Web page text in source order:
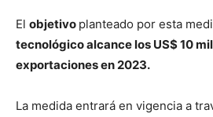
El objetivo planteado por esta
tecnológico alcance los US$ 10
exportaciones en 2023.
La medida entrará en vigencia a